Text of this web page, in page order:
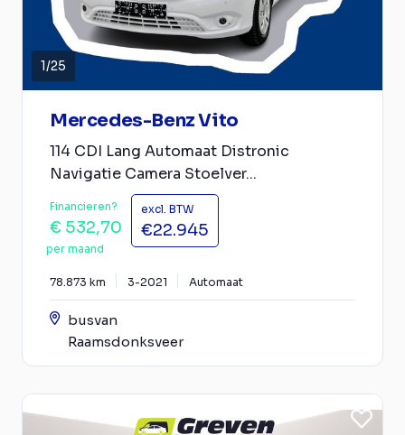
1/25
Mercedes-Benz Vito
114 CDI Lang Automaat Distronic
Navigatie Camera Stoelver...
Financieren?
€ 532,70
per maand
excl. BTW
€22.945
78.873 km 3-2021 Automaat
busvan
Raamsdonksveer